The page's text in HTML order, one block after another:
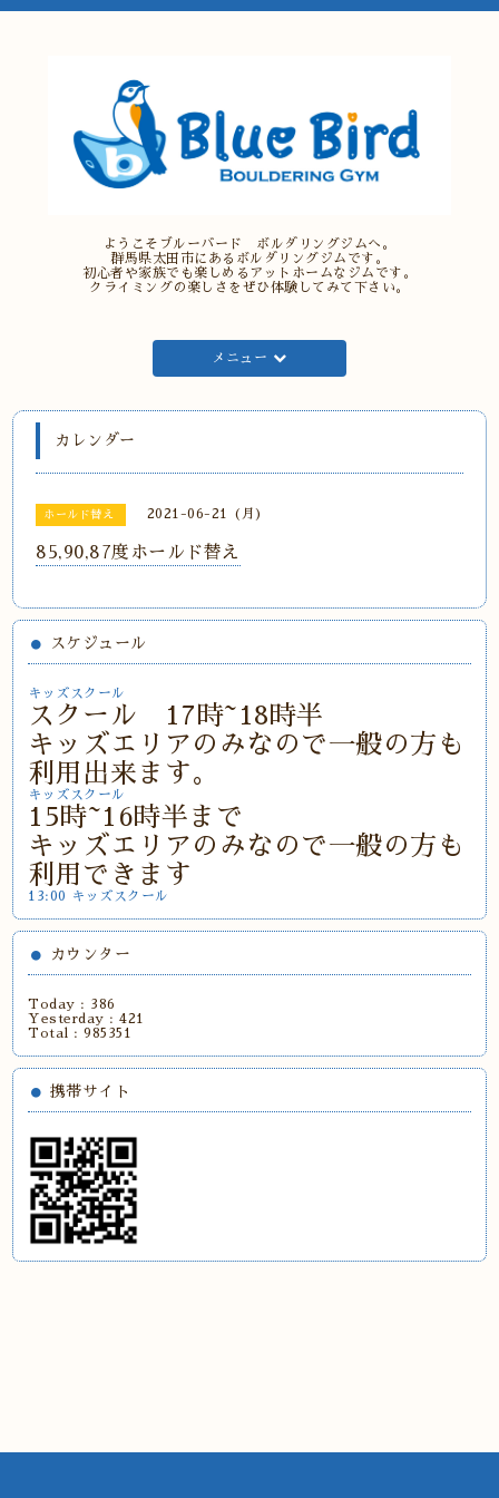
ようこそブルーバード ボルダリングジムへ。
群馬県太田市にあるボルダリングジムです。
初心者や家族でも楽しめるアットホームなジムです。
クライミングの楽しさをぜひ体験してみて下さい。
メニュー
カレンダー
ホールド替え 2021-06-21 (月)
85,90,87度ホールド替え
スケジュール
キッズスクール
スクール 17時~18時半
キッズエリアのみなので一般の方も
利用出来ます。
キッズスクール
15時~16時半まで
キッズエリアのみなので一般の方も
利用できます
13:00 キッズスクール
カウンター
Today : 386
Yesterday :421
Total :985351
携帯サイト